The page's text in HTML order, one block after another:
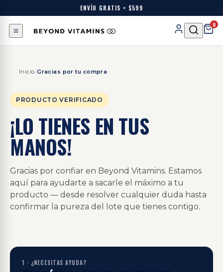
ENVÍO GRATIS > $599
0
Inicio /Gracias por tu compra
PRODUCTO VERIFICADO
¡LO TIENES EN TUS
MANOS!
Gracias por confiar en Beyond Vitamins. Estamos
aquí para ayudarte a sacarle el máximo a tu
producto — desde resolver cualquier duda hasta
confirmar la pureza del lote que tienes contigo.
1 · ¿NECESITAS AYUDA?